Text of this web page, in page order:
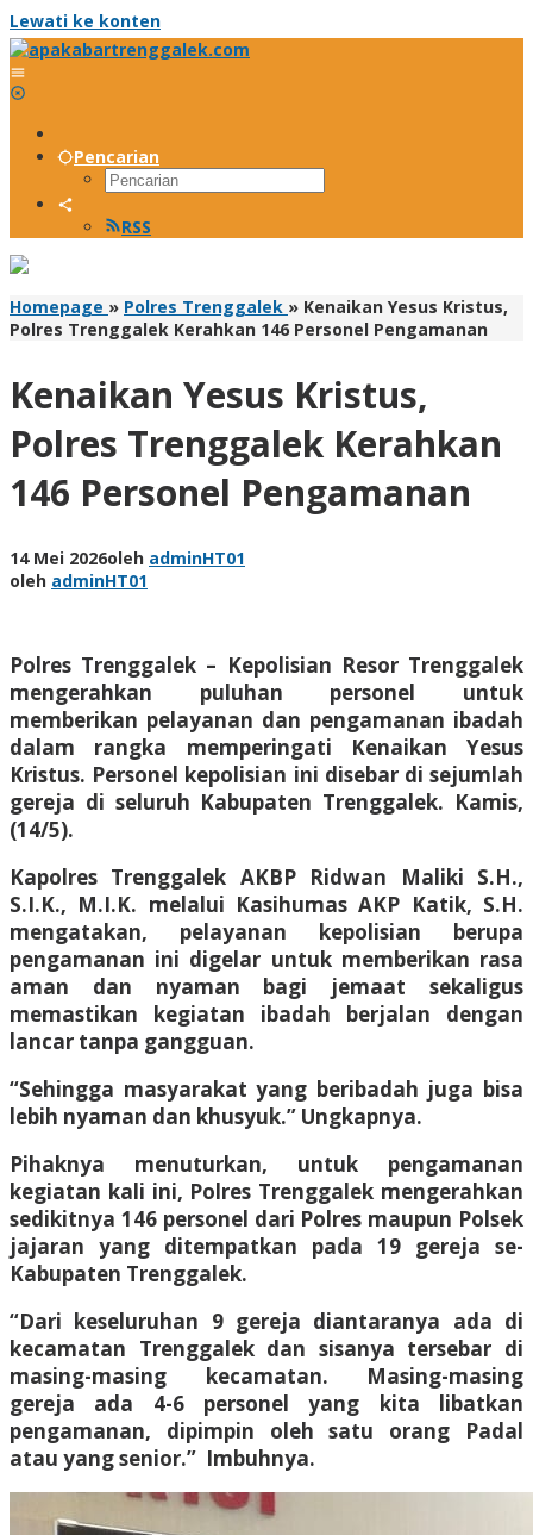
Lewati ke konten
Pencarian
RSS
Homepage » Polres Trenggalek » Kenaikan Yesus Kristus,
Polres Trenggalek Kerahkan 146 Personel Pengamanan
Kenaikan Yesus Kristus,
Polres Trenggalek Kerahkan
146 Personel Pengamanan
14 Mei 2026oleh adminHT01
oleh adminHT01
Polres Trenggalek – Kepolisian Resor Trenggalek
mengerahkan puluhan personel untuk
memberikan pelayanan dan pengamanan ibadah
dalam rangka memperingati Kenaikan Yesus
Kristus. Personel kepolisian ini disebar di sejumlah
gereja di seluruh Kabupaten Trenggalek. Kamis,
(14/5).
Kapolres Trenggalek AKBP Ridwan Maliki S.H.,
S.I.K., M.I.K. melalui Kasihumas AKP Katik, S.H.
mengatakan, pelayanan kepolisian berupa
pengamanan ini digelar untuk memberikan rasa
aman dan nyaman bagi jemaat sekaligus
memastikan kegiatan ibadah berjalan dengan
lancar tanpa gangguan.
“Sehingga masyarakat yang beribadah juga bisa
lebih nyaman dan khusyuk.” Ungkapnya.
Pihaknya menuturkan, untuk pengamanan
kegiatan kali ini, Polres Trenggalek mengerahkan
sedikitnya 146 personel dari Polres maupun Polsek
jajaran yang ditempatkan pada 19 gereja se-
Kabupaten Trenggalek.
“Dari keseluruhan 9 gereja diantaranya ada di
kecamatan Trenggalek dan sisanya tersebar di
masing-masing kecamatan. Masing-masing
gereja ada 4-6 personel yang kita libatkan
pengamanan, dipimpin oleh satu orang Padal
atau yang senior.” Imbuhnya.